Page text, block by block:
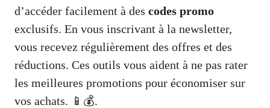
d’accéder facilement à des codes promo
exclusifs. En vous inscrivant à la newsletter,
vous recevez régulièrement des offres et des
réductions. Ces outils vous aident à ne pas rater
les meilleures promotions pour économiser sur
vos achats. 📱💰.